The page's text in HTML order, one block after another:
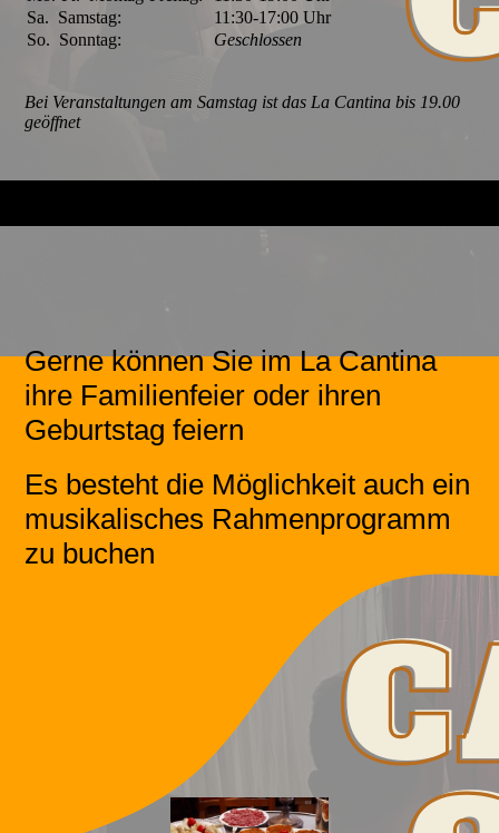
Sa. Samstag: 11:30-17:00 Uhr
So. Sonntag: Geschlossen
Bei Veranstaltungen am Samstag ist das La Cantina bis 19.00
geöffnet
Gerne können Sie im La Cantina
ihre Familienfeier oder ihren
Geburtstag feiern
Es besteht die Möglichkeit auch ein
musikalisches Rahmenprogramm
zu buchen